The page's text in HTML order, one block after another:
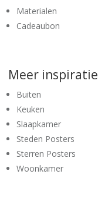
Materialen
Cadeaubon
Meer inspiratie
Buiten
Keuken
Slaapkamer
Steden Posters
Sterren Posters
Woonkamer